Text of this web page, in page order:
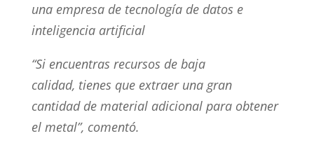
una empresa de tecnología de datos e
inteligencia artificial
“Si encuentras recursos de baja
calidad, tienes que extraer una gran
cantidad de material adicional para obtener
el metal”, comentó.